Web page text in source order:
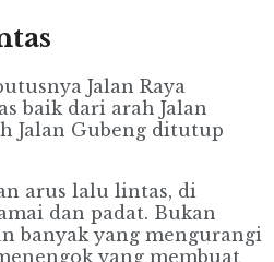
Jalan Raya
baik dari arah Jalan
Jalan Gubeng ditutup
arus lalu lintas, di
dan padat. Bukan
banyak yang mengurangi
yang membuat